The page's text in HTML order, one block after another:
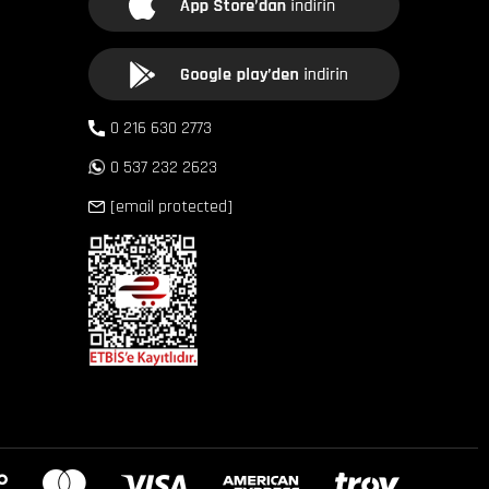
0 216 630 2773
0 537 232 2623
[email protected]